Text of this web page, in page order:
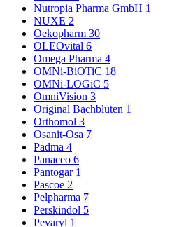
Nutropia Pharma GmbH 1
NUXE 2
Oekopharm 30
OLEOvital 6
Omega Pharma 4
OMNi-BiOTiC 18
OMNi-LOGiC 5
OmniVision 3
Original Bachblüten 1
Orthomol 3
Osanit-Osa 7
Padma 4
Panaceo 6
Pantogar 1
Pascoe 2
Pelpharma 7
Perskindol 5
Pevaryl 1